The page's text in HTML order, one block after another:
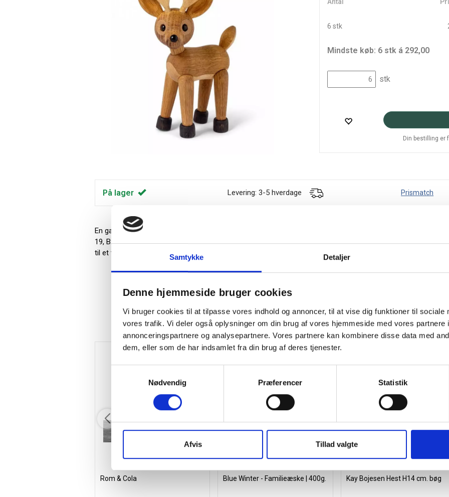
Samtykke Detaljer
Denne hjemmeside bruger cookies
Vi bruger cookies til at tilpasse vores indhold og annoncer, til at vise dig funktioner til sociale
vores trafik. Vi deler også oplysninger om din brug af vores hjemmeside med vores partnere
annonceringspartnere og analysepartnere. Vores partnere kan kombinere disse data med
dem, eller som de har indsamlet fra din brug af deres tjenester.
Nødvendig
Præferencer Statistik
Afvis Tillad valgte
6 stk
Mindste køb: 6 stk á 292,00
stk
Din bestilling er
På lager Levering: 3-5 hverdage Prismatch
En gave med historie og symbolik - det er præcis, hvad Spring Copenhagen Spirit tilbyder. Figuren er
19, B: 8.3, L: 13 (cm), hvilket giver et raffineret udtryk. Velegnet som firmajulegave, hvor kvalitet og
til et varigt minde i både hjem og på arbejdspladsen.
Andre købte også
Rom & Cola Blue Winter - Familieæske | 400g. Kay Bojesen Hest H14 cm. bøg